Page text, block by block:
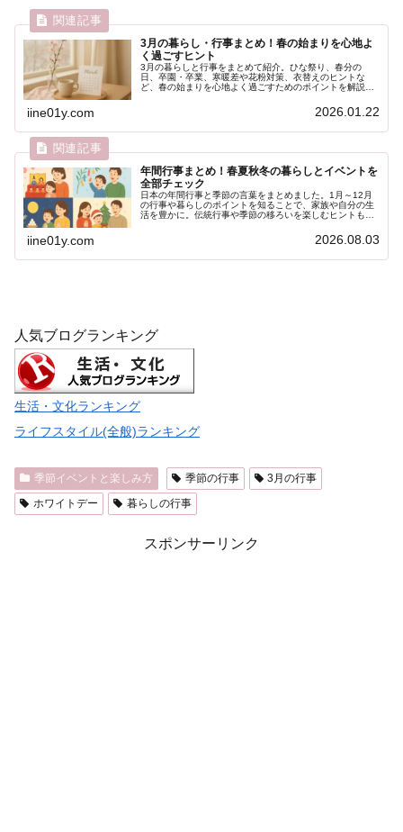
3月の暮らし・行事まとめ！春の始まりを心地よ
く過ごすヒント
3月の暮らしと行事をまとめて紹介。ひな祭り、春分の
日、卒園・卒業、寒暖差や花粉対策、衣替えのヒントな
ど、春の始まりを心地よく過ごすためのポイントを解説し
iine01y.com 2026.01.22
年間行事まとめ！春夏秋冬の暮らしとイベントを
全部チェック
日本の年間行事と季節の言葉をまとめました。1月～12月
の行事や暮らしのポイントを知ることで、家族や自分の生
活を豊かに。伝統行事や季節の移ろいを楽しむヒントも満
iine01y.com 2026.08.03
人気ブログランキング
生活・文化ランキング
ライフスタイル(全般)ランキング
季節イベントと楽しみ方 季節の行事
3月の行事
ホワイトデー
暮らしの行事
スポンサーリンク